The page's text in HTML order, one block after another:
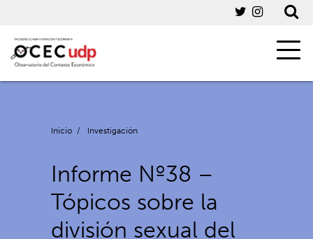
Inicio / Investigación
Informe Nº38 –
Tópicos sobre la
división sexual del